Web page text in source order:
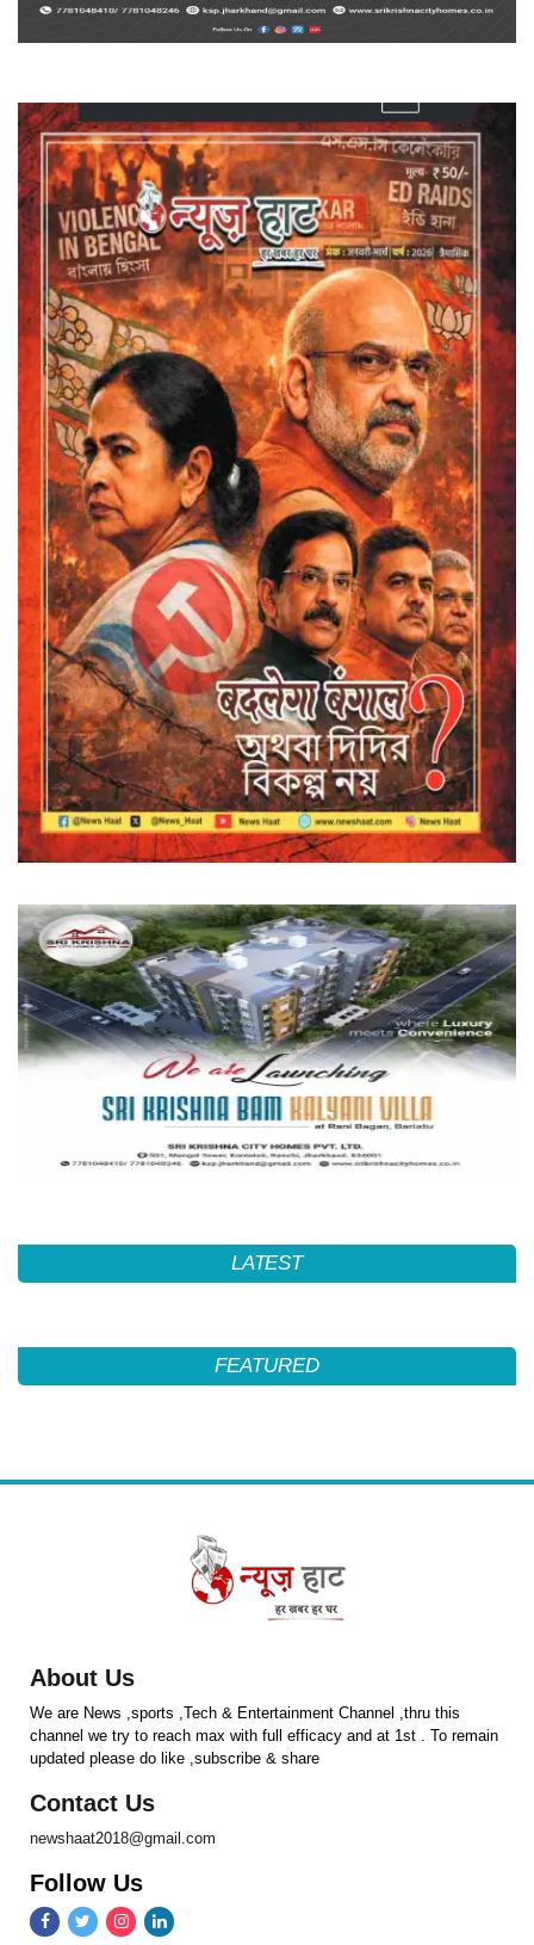
LATEST
FEATURED
About Us
We are News ,sports ,Tech & Entertainment Channel ,thru this
channel we try to reach max with full efficacy and at 1st . To remain
updated please do like ,subscribe & share
Contact Us
newshaat2018@gmail.com
Follow Us